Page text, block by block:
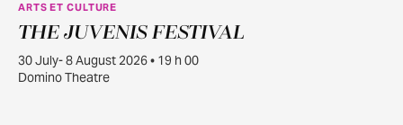
JUILL.
30
ARTS ET CULTURE
THE JUVENIS FESTIVAL
30 July- 8 August 2026 • 19 h 00
Domino Theatre